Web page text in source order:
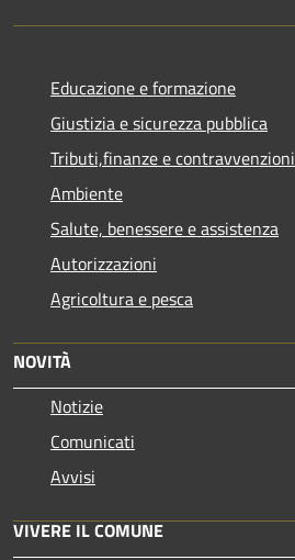
Educazione e formazione
Giustizia e sicurezza pubblica
Tributi,finanze e contravvenzioni
Ambiente
Salute, benessere e assistenza
Autorizzazioni
Agricoltura e pesca
NOVITÀ
Notizie
Comunicati
Avvisi
VIVERE IL COMUNE